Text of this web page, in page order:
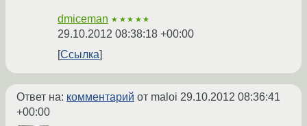
dmiceman ★★★★★
29.10.2012 08:38:18 +00:00
Ссылка
Ответ на: комментарий от maloi 29.10.2012 08:36:41
+00:00